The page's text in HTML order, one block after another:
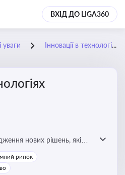
ВХІД ДО LIGA360
уваги Інновації в технологіях
нових рішень, які
або
і процесів.
ринок